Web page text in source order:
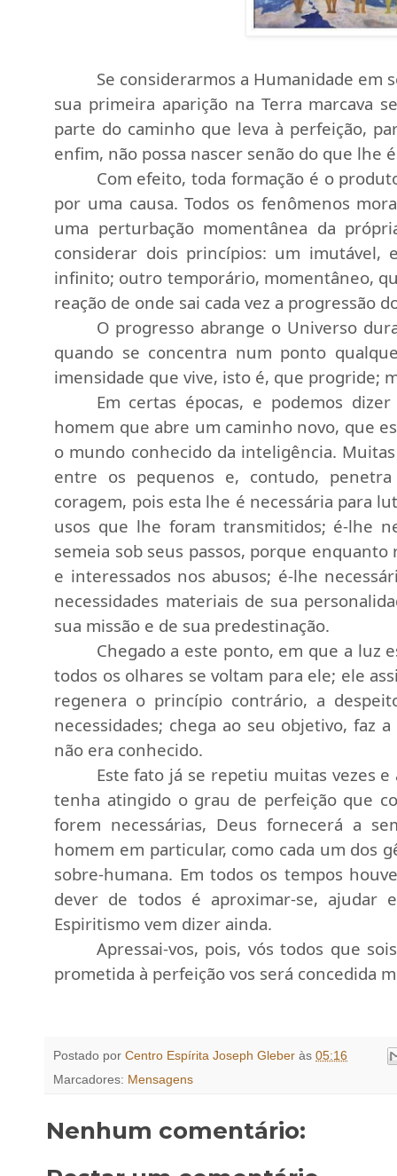
Se considerarmos a Humanidade em
sua primeira aparição na Terra marcava
parte do caminho que leva à perfeição,
enfim, não possa nascer senão do que lhe
Com efeito, toda formação é o
por uma causa. Todos os fenômenos
uma perturbação momentânea da
considerar dois princípios: um
infinito; outro temporário, momentâneo,
reação de onde sai cada vez a progressão
O progresso abrange o Universo
quando se concentra num ponto
imensidade que vive, isto é, que progride;
Em certas épocas, e podemos
homem que abre um caminho novo, que
o mundo conhecido da inteligência.
entre os pequenos e, contudo,
coragem, pois esta lhe é necessária para
usos que lhe foram transmitidos; é-lhe
semeia sob seus passos, porque
e interessados nos abusos; é-lhe
necessidades materiais de sua
sua missão e de sua predestinação.
Chegado a este ponto, em que a luz
todos os olhares se voltam para ele; ele
regenera o princípio contrário, a
necessidades; chega ao seu objetivo, faz
não era conhecido.
Este fato já se repetiu muitas vezes
tenha atingido o grau de perfeição que
forem necessárias, Deus fornecerá a
homem em particular, como cada um dos
sobre-humana. Em todos os tempos
dever de todos é aproximar-se, ajudar
Espiritismo vem dizer ainda.
Apressai-vos, pois, vós todos que
prometida à perfeição vos será concedida
Postado por Centro Espírita Joseph Gleber às 05:16
Marcadores: Mensagens
Nenhum comentário: